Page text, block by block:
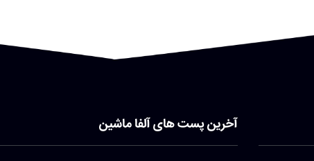
آخرین پست های آلفا ماشین